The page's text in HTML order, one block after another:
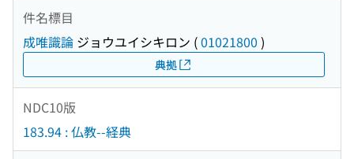
件名標目
成唯識論 ジョウユイシキロン (01021800 )
典拠
NDC10版
183.94 : 仏教--経典